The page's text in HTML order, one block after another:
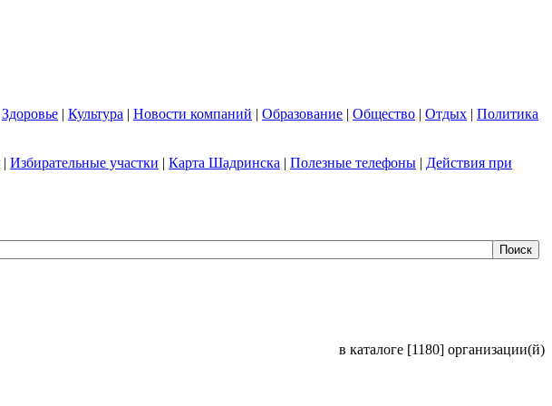
Здоровье | Культура | Новости компаний | Образование | Общество | Отдых | Политика
| Избирательные участки | Карта Шадринска | Полезные телефоны | Действия при
в каталоге [1180] организации(й)